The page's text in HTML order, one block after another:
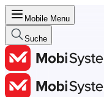
Mobile Menu
Suche